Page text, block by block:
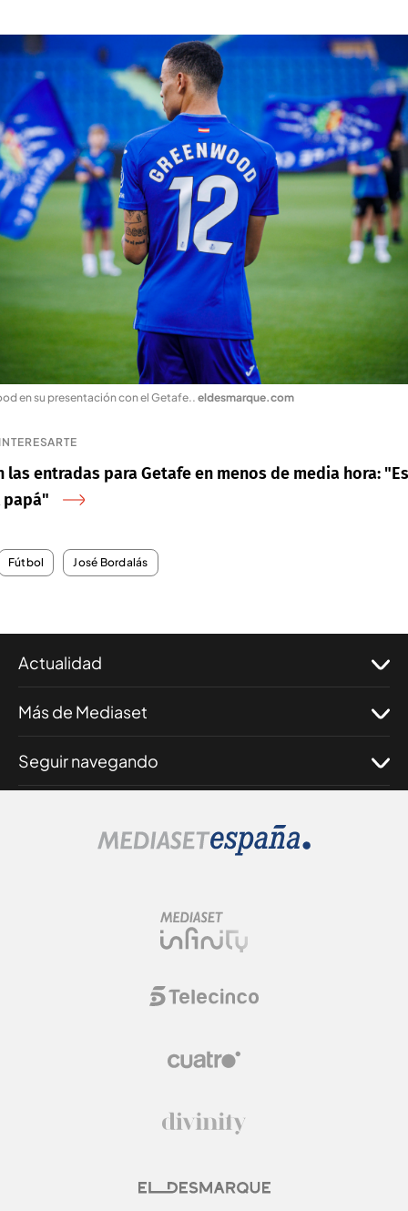
en su presentación con el Getafe.. eldesmarque.com
las entradas para Getafe en menos de media hora:
Fútbol José Bordalás
Actualidad
Más de Mediaset
Seguir navegando